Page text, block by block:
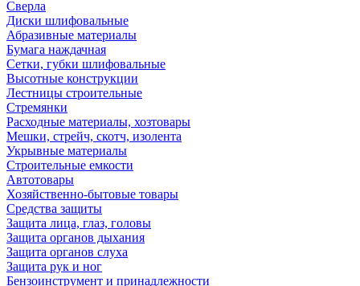
Сверла
Диски шлифовальные
Абразивные материалы
Бумага наждачная
Сетки, губки шлифовальные
Высотные конструкции
Лестницы строительные
Стремянки
Расходные материалы, хозтовары
Мешки, стрейч, скотч, изолента
Укрывные материалы
Строительные емкости
Автотовары
Хозяйственно-бытовые товары
Средства защиты
Защита лица, глаз, головы
Защита органов дыхания
Защита органов слуха
Защита рук и ног
Бензоинструмент и принадлежности